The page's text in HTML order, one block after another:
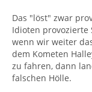
Das "löst" zwar
Idioten
wenn wir weiter
dem Kometen
zu fahren, dann
falschen Hölle.